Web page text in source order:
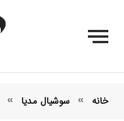
خانه » سوشیال مدیا »